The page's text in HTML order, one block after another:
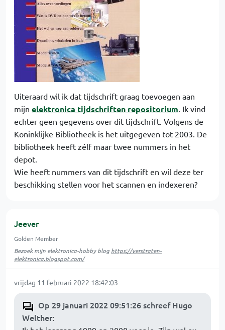
Uiteraard wil ik dat tijdschrift graag toevoegen aan
mijn elektronica tijdschriften repositorium. Ik vind
echter geen gegevens over dit tijdschrift. Volgens de
Koninklijke Bibliotheek is het uitgegeven tot 2003. De
bibliotheek heeft zélf maar twee nummers in het
depot.
Wie heeft nummers van dit tijdschrift en wil deze ter
beschikking stellen voor het scannen en indexeren?
Jeever
Golden Member
Bezoek mijn elektronica-hobby blog https://verstraten-
elektronica.blogspot.com/
vrijdag 11 februari 2022 18:42:03
Op 29 januari 2022 09:51:26 schreef Hugo
Welther: